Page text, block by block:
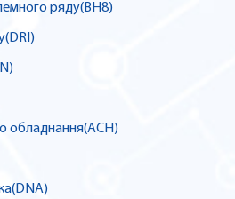
ряду(BH8)
обладнання(ACH)